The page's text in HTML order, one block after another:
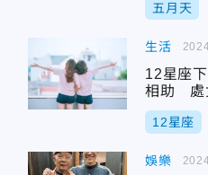
五月天
生活
12星座
相助 處
12星座
娛樂